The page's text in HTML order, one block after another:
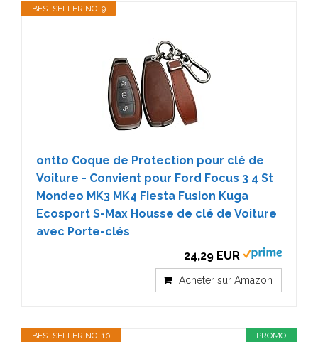
BESTSELLER NO. 9
ontto Coque de Protection pour clé de
Voiture - Convient pour Ford Focus 3 4 St
Mondeo MK3 MK4 Fiesta Fusion Kuga
Ecosport S-Max Housse de clé de Voiture
avec Porte-clés
24,29 EUR
Acheter sur Amazon
PROMO
BESTSELLER NO. 10